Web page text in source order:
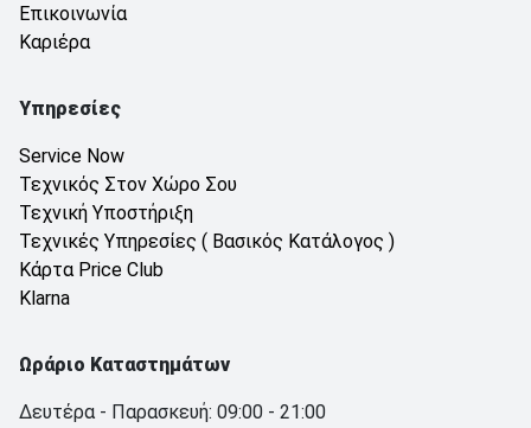
Επικοινωνία
Καριέρα
Υπηρεσίες
Service Now
Τεχνικός Στον Χώρο Σου
Τεχνική Υποστήριξη
Τεχνικές Υπηρεσίες ( Βασικός Κατάλογος )
Κάρτα Price Club
Klarna
Ωράριο Καταστημάτων
Δευτέρα - Παρασκευή: 09:00 - 21:00